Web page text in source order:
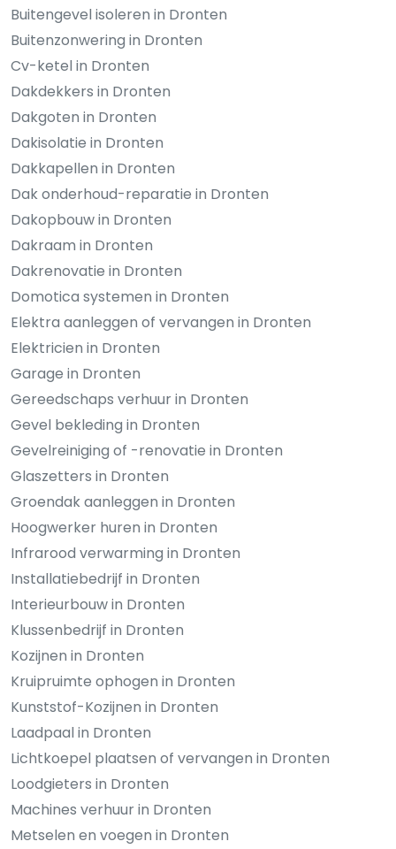
Buitengevel isoleren in Dronten
Buitenzonwering in Dronten
Cv-ketel in Dronten
Dakdekkers in Dronten
Dakgoten in Dronten
Dakisolatie in Dronten
Dakkapellen in Dronten
Dak onderhoud-reparatie in Dronten
Dakopbouw in Dronten
Dakraam in Dronten
Dakrenovatie in Dronten
Domotica systemen in Dronten
Elektra aanleggen of vervangen in Dronten
Elektricien in Dronten
Garage in Dronten
Gereedschaps verhuur in Dronten
Gevel bekleding in Dronten
Gevelreiniging of -renovatie in Dronten
Glaszetters in Dronten
Groendak aanleggen in Dronten
Hoogwerker huren in Dronten
Infrarood verwarming in Dronten
Installatiebedrijf in Dronten
Interieurbouw in Dronten
Klussenbedrijf in Dronten
Kozijnen in Dronten
Kruipruimte ophogen in Dronten
Kunststof-Kozijnen in Dronten
Laadpaal in Dronten
Lichtkoepel plaatsen of vervangen in Dronten
Loodgieters in Dronten
Machines verhuur in Dronten
Metselen en voegen in Dronten